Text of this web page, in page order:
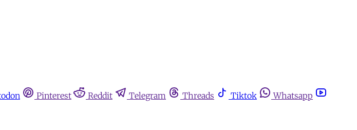
Pinterest Reddit Telegram Threads Tiktok
Whatsapp